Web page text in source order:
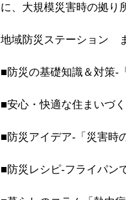
に、大規模災害時の拠り
地域防災ステーション　
■防災の基礎知識＆対策-
■安心・快適な住まいづ
■防災アイデア-「災害時
■防災レシピ-フライパン